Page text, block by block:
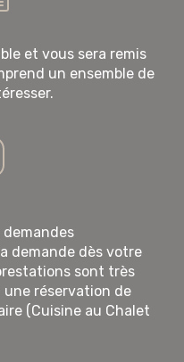
et vous sera remis
un ensemble de
demandes
demande dès votre
sont très
réservation de
(Cuisine au Chalet